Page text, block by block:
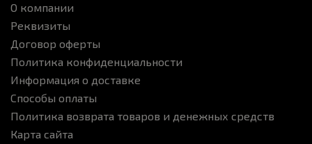
О компании
Реквизиты
Договор оферты
Политика конфиденциальности
Информация о доставке
Способы оплаты
Политика возврата товаров и денежных средств
Карта сайта